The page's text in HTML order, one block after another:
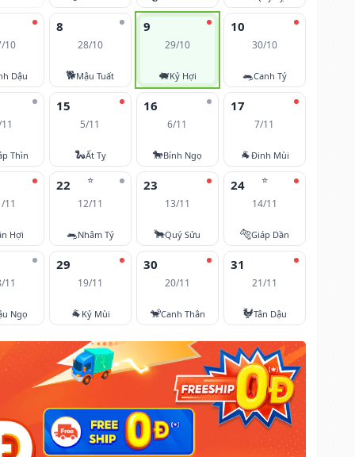
10
Dậu
8
28/10
🐕Mậu Tuất
9
29/10
🐖Kỷ Hợi
10
30/10
🐀Canh Tý
Thìn
15
5/11
🐍Ất Tỵ
16
6/11
🐎Bính Ngọ
17
7/11
🐐Đinh Mùi
11
Hợi
⭐
22
12/11
🐀Nhâm Tý
23
13/11
🐂Quý Sửu
⭐
24
14/11
🐅Giáp Dần
11
Ngọ
29
19/11
🐐 Kỷ Mùi
30
20/11
🐒Canh Thân
31
21/11
🐓Tân Dậu